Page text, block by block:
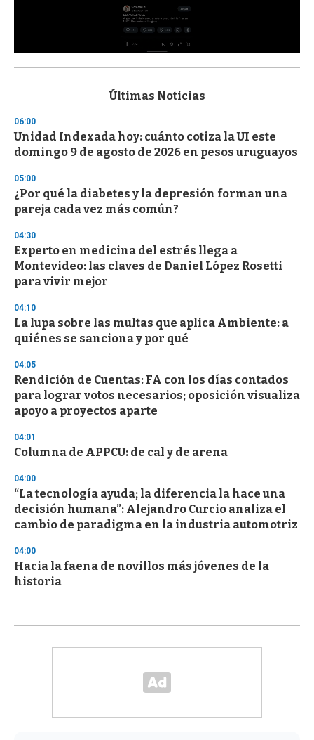
s
d
s
o
f
3
s
e
c
n
d
s
Últimas Noticias
06:00
Unidad Indexada hoy: cuánto cotiza la UI este
domingo 9 de agosto de 2026 en pesos uruguayos
05:00
¿Por qué la diabetes y la depresión forman una
pareja cada vez más común?
04:30
Experto en medicina del estrés llega a
Montevideo: las claves de Daniel López Rosetti
para vivir mejor
04:10
La lupa sobre las multas que aplica Ambiente: a
quiénes se sanciona y por qué
04:05
Rendición de Cuentas: FA con los días contados
para lograr votos necesarios; oposición visualiza
apoyo a proyectos aparte
04:01
Columna de APPCU: de cal y de arena
04:00
“La tecnología ayuda; la diferencia la hace una
decisión humana”: Alejandro Curcio analiza el
cambio de paradigma en la industria automotriz
04:00
Hacia la faena de novillos más jóvenes de la
historia